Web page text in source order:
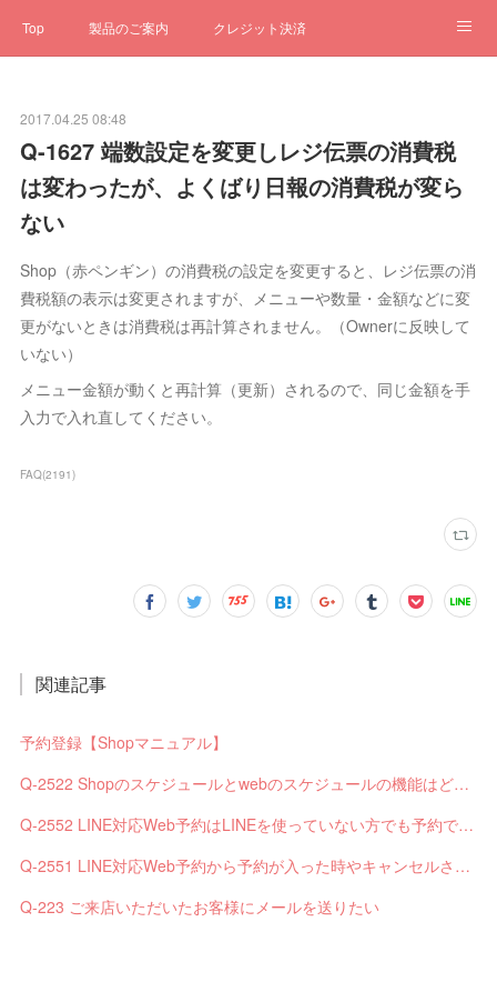
Top 製品のご案内 クレジット決済
ステータス
2017.04.25 08:48
Q-1627 端数設定を変更しレジ伝票の消費税
は変わったが、よくばり日報の消費税が変ら
ない
Shop（赤ペンギン）の消費税の設定を変更すると、レジ伝票の消
費税額の表示は変更されますが、メニューや数量・金額などに変
更がないときは消費税は再計算されません。（Ownerに反映して
いない）
メニュー金額が動くと再計算（更新）されるので、同じ金額を手
入力で入れ直してください。
FAQ(2191)
関連記事
予約登録【Shopマニュアル】
Q-2522 Shopのスケジュールとwebのスケジュールの機能はどう違いますか？
Q-2552 LINE対応Web予約はLINEを使っていない方でも予約できますか？
Q-2551 LINE対応Web予約から予約が入った時やキャンセルされた時、サロンやお客様へは通知されますか？
Q-223 ご来店いただいたお客様にメールを送りたい